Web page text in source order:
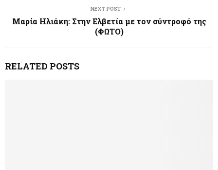
NEXT POST
Μαρία Ηλιάκη: Στην Ελβετία με τον σύντροφό της
(ΦΩΤΟ)
RELATED POSTS